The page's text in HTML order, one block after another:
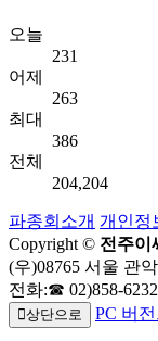
오늘
231
어제
263
최대
386
전체
204,204
파종회소개 개인정
Copyright © 전주이
(우)08765 서울 관
전화:☎ 02)858-
상단으로 PC 버전